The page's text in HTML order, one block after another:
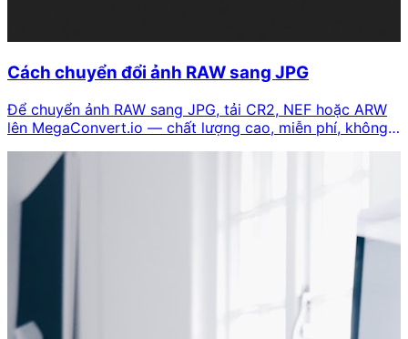
Cách chuyển đổi ảnh RAW sang JPG
Để chuyển ảnh RAW sang JPG, tải CR2, NEF hoặc ARW
lên MegaConvert.io — chất lượng cao, miễn phí, không